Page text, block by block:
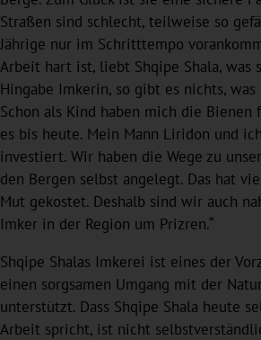
Straßen sind schlecht, teilweise so
Jährige nur im Schritttempo
Arbeit hart ist, liebt Shqipe Shala, was
Hingabe Imkerin, so gibt es nichts,
Schon als Kind haben mich die Bienen
es bis heute. Mein Mann Liridon und
investiert. Wir haben die Wege zu
den Bergen selbst angelegt. Das hat
Mut gekostet. Deshalb sind wir auch
Imker in der Region um Prizren.“
Shqipe Shalas Imkerei ist eines der
einen sorgsamen Umgang mit der
unterstützt. Dass Shqipe Shala heute
Arbeit spricht, ist nicht